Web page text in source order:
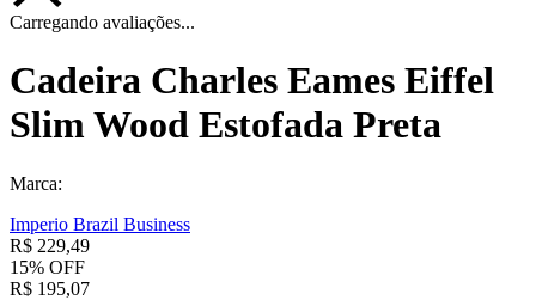
Carregando avaliações...
Cadeira Charles Eames Eiffel
Slim Wood Estofada Preta
Marca:
Imperio Brazil Business
R$ 229,49
15% OFF
R$ 195,07